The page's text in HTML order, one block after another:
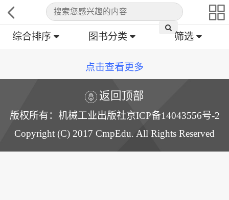
综合排序 图书分类 筛选
点击查看更多
返回顶部
版权所有：机械工业出版社京ICP备14043556号-2
Copyright (C) 2017 CmpEdu. All Rights Reserved